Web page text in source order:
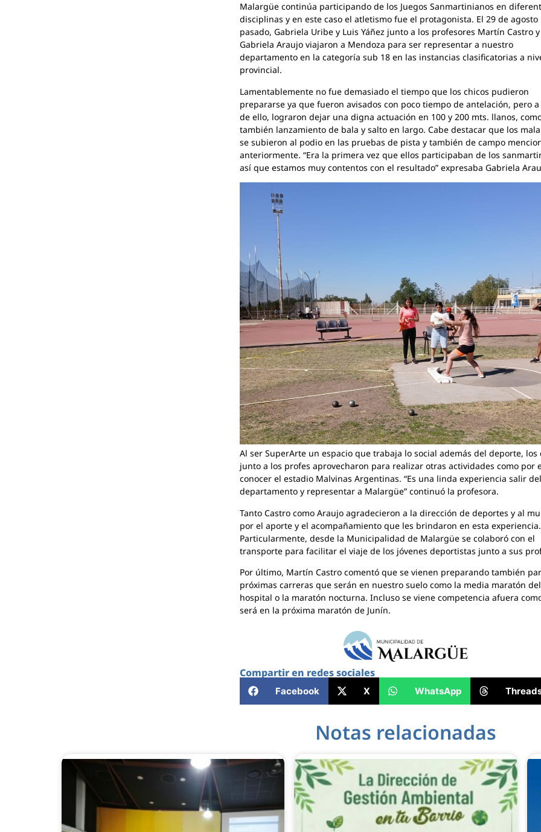
Malargüe continúa participando de los Juegos Sanmartinianos en
disciplinas y en este caso el atletismo fue el protagonista. El 29 de agosto
pasado, Gabriela Uribe y Luis Yáñez junto a los profesores Martín Castro y
Gabriela Araujo viajaron a Mendoza para ser representar a nuestro
departamento en la categoría sub 18 en las instancias clasificatorias a
provincial.
Lamentablemente no fue demasiado el tiempo que los chicos pudieron
prepararse ya que fueron avisados con poco tiempo de antelación, pero
de ello, lograron dejar una digna actuación en 100 y 200 mts. llanos,
también lanzamiento de bala y salto en largo. Cabe destacar que los
se subieron al podio en las pruebas de pista y también de campo
anteriormente. “Era la primera vez que ellos participaban de los
así que estamos muy contentos con el resultado” expresaba Gabriela
Al ser SuperArte un espacio que trabaja lo social además del deporte, los
junto a los profes aprovecharon para realizar otras actividades como por
conocer el estadio Malvinas Argentinas. “Es una linda experiencia salir del
departamento y representar a Malargüe” continuó la profesora.
Tanto Castro como Araujo agradecieron a la dirección de deportes y al
por el aporte y el acompañamiento que les brindaron en esta experiencia.
Particularmente, desde la Municipalidad de Malargüe se colaboró con el
transporte para facilitar el viaje de los jóvenes deportistas junto a sus
Por último, Martín Castro comentó que se vienen preparando también
próximas carreras que serán en nuestro suelo como la media maratón del
hospital o la maratón nocturna. Incluso se viene competencia afuera
será en la próxima maratón de Junín.
Compartir en redes sociales
Facebook X WhatsApp
Notas relacionadas